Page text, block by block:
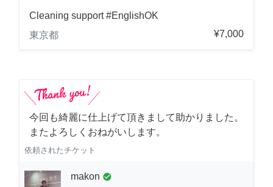
Cleaning support #EnglishOK
東京都
¥7,000
今回も綺麗に仕上げて頂きまして助かりました。
またよろしくおねがいします。
依頼されたチケット
makon check_circle